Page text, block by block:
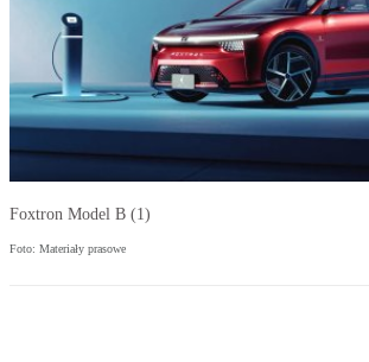
Foxtron Model B (1)
Foto: Materiały prasowe